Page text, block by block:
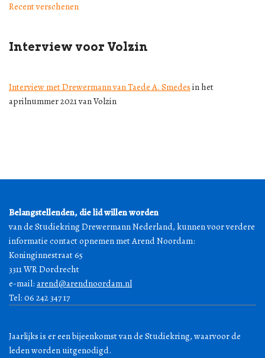
Recent verschenen
Interview voor Volzin
Interview met Drewermann van Taede A. Smedes in het
aprilnummer 2021 van Volzin
Belangstellenden, die lid willen worden
van de Studiekring Drewermann Nederland, kunnen voor verdere
informatie contact opnemen met Arend Noordam:
Koninginnestraat 65
3311 WR Dordrecht
e-mail: arend@arendnoordam.nl
Tel: 06 242 347 17
Jaarlijks is er een bijeenkomst van de Studiekring, waarvoor de
leden worden uitgenodigd.